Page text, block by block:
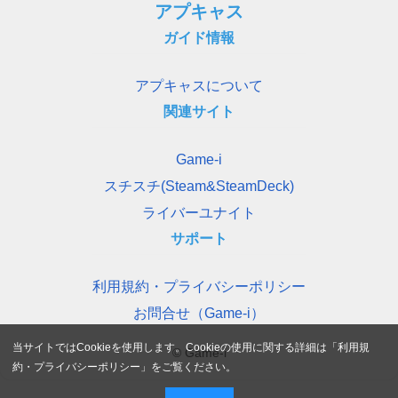
アプキャス
ガイド情報
アプキャスについて
関連サイト
Game-i
スチスチ(Steam&SteamDeck)
ライバーユナイト
サポート
利用規約・プライバシーポリシー
お問合せ（Game-i）
© Game-i
当サイトではCookieを使用します。Cookieの使用に関する詳細は「利用規
約・プライバシーポリシー 」をご覧ください。